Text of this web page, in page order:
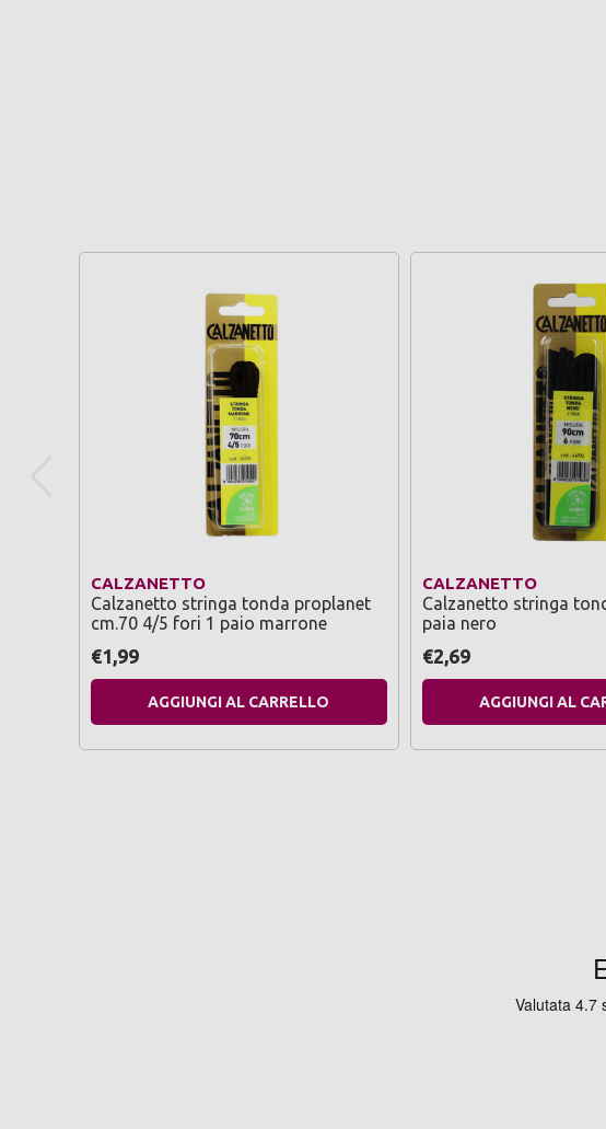
CALZANETTO
Calzanetto stringa tonda proplanet
cm.70 4/5 fori 1 paio marrone
€1,99
AGGIUNGI AL CARRELLO
CALZANETTO
Calzanetto stringa
paia nero
€2,69
AGGIUNGI AL